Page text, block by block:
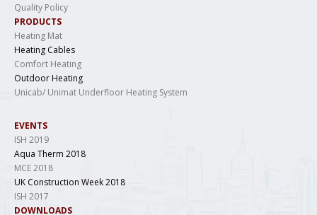
Quality Policy
PRODUCTS
Heating Mat
Heating Cables
Comfort Heating
Outdoor Heating
Unicab/ Unimat Underfloor Heating System
EVENTS
ISH 2019
Aqua Therm 2018
MCE 2018
UK Construction Week 2018
ISH 2017
DOWNLOADS